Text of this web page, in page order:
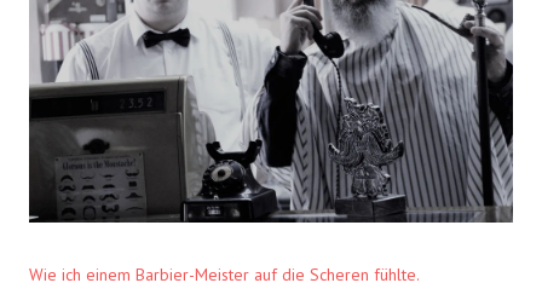
Wie ich einem Barbier-Meister auf die Scheren fühlte.